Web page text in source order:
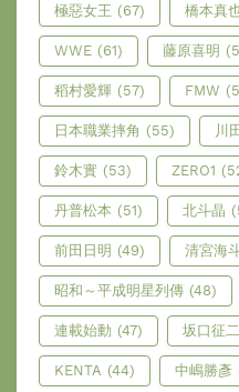
極惡女王 (67) 橋本真
WWE (61) 藤原喜明
稻村愛輝 (57) FMW
日本職業摔角 (55) 川
鈴木實 (53) ZERO1
丹普松本 (51) 北斗晶
前田日明 (49) 清宮海
昭和～平成明星列傳 (48)
連載始動 (47) 坂口征二
KENTA (44) 中嶋勝彥